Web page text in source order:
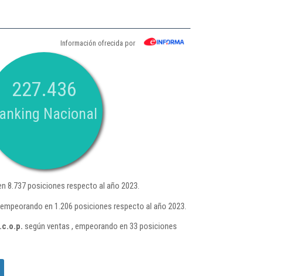
Información ofrecida por
227.436
Nacional
8.737 posiciones respecto al año 2023.
en 1.206 posiciones respecto al año 2023.
según ventas , empeorando en 33 posiciones